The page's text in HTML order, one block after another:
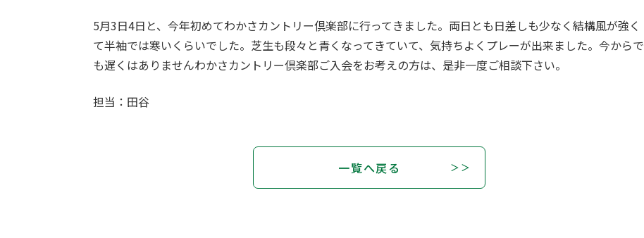
5月3日4日と、今年初めてわかさカントリー倶楽部に行ってきました。両日とも日差しも少なく結構風が強く
て半袖では寒いくらいでした。芝生も段々と青くなってきていて、気持ちよくプレーが出来ました。今からで
も遅くはありませんわかさカントリー倶楽部ご入会をお考えの方は、是非一度ご相談下さい。
担当：田谷
一覧へ戻る